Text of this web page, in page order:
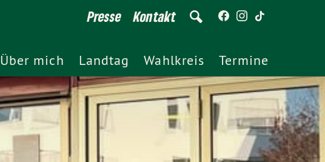
Presse Kontakt
Über mich Landtag Wahlkreis Termine